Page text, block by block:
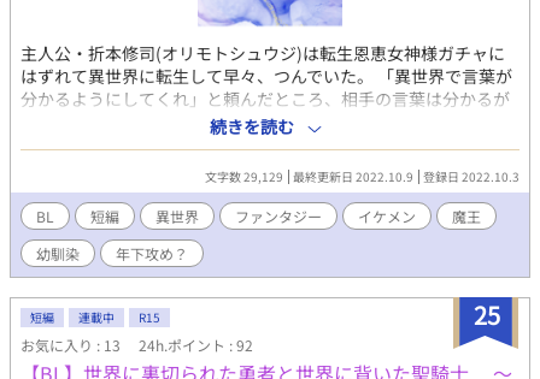
主人公・折本修司(オリモトシュウジ)は転生恩恵女神様ガチャに
はずれて異世界に転生して早々、つんでいた。 「異世界で言葉が
分かるようにしてくれ」と頼んだところ、相手の言葉は分かるが
自分は異世界の言葉は喋れない状態となり、 「平和な国に転生し
たい」と頼んだところ、平和で治安のいい国に転生をすることは
できたものの、そこは人間のいない魔族だけの国だったのであ
る。 困っていた主人公の元に、異世界の"魔王"である紅の髪と角
を持つ男があらわれて―― 「まさか――そっくりだとは思ってた
けれど、お前、本当にシュウなのか？」 異世界転生魔王様×異世
界転生主人公 幼馴染年下攻めだけど年上攻めです
続きを読む
文字数 29,129 最終更新日 2022.10.9 登録日 2022.10.3
BL 短編 異世界 ファンタジー イケメン
魔王
幼馴染
年下攻め？
25
短編 連載中 R15
お気に入り : 13 24h.ポイント : 92
【BL】世界に裏切られた勇者と世界に背いた聖騎士 ～